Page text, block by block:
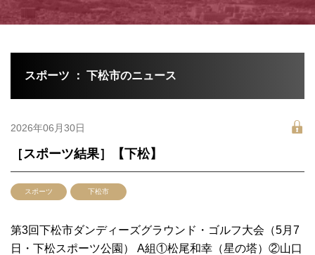
スポーツ ： 下松市のニュース
2026年06月30日
［スポーツ結果］【下松】
スポーツ 下松市
第3回下松市ダンディーズグラウンド・ゴルフ大会（5月7
日・下松スポーツ公園） A組①松尾和幸（星の塔）②山口